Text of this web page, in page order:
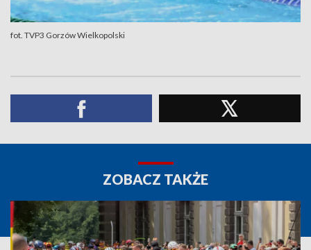
fot. TVP3 Gorzów Wielkopolski
ZOBACZ TAKŻE